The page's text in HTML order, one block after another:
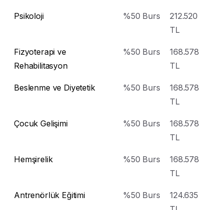
Psikoloji %50 Burs
212.520
TL
Fizyoterapi ve
Rehabilitasyon
%50 Burs
168.578
TL
Beslenme ve Diyetetik %50 Burs
168.578
TL
Çocuk Gelişimi %50 Burs
168.578
TL
Hemşirelik %50 Burs
168.578
TL
Antrenörlük Eğitimi %50 Burs
124.635
Telefon
States